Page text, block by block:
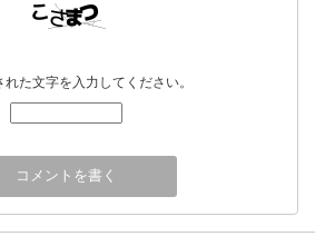
た文字を入力してください。